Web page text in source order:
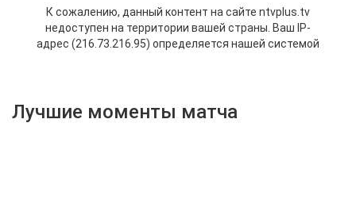
Лучшие моменты матча